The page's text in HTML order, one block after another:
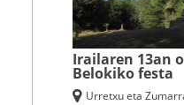
Irailaren 13an
Belokiko festa
Urretxu eta